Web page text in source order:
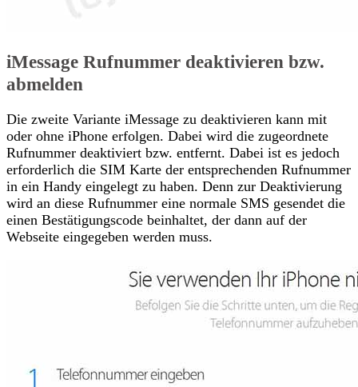
iMessage Rufnummer deaktivieren bzw.
abmelden
Die zweite Variante iMessage zu deaktivieren kann mit
oder ohne iPhone erfolgen. Dabei wird die zugeordnete
Rufnummer deaktiviert bzw. entfernt. Dabei ist es jedoch
erforderlich die SIM Karte der entsprechenden Rufnummer
in ein Handy eingelegt zu haben. Denn zur Deaktivierung
wird an diese Rufnummer eine normale SMS gesendet die
einen Bestätigungscode beinhaltet, der dann auf der
Webseite eingegeben werden muss.